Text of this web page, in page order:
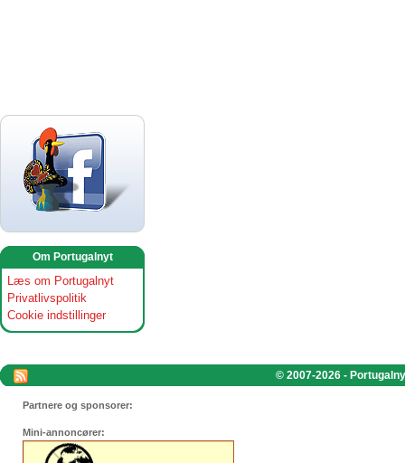
Om Portugalnyt
Læs om Portugalnyt
Privatlivspolitik
Cookie indstillinger
© 2007-2026 -
Partnere og sponsorer:
Mini-annoncører: